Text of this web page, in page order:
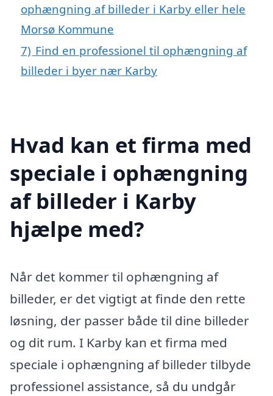
ophængning af billeder i Karby eller hele
Morsø Kommune
7) Find en professionel til ophængning af
billeder i byer nær Karby
Hvad kan et firma med
speciale i ophængning
af billeder i Karby
hjælpe med?
Når det kommer til ophængning af
billeder, er det vigtigt at finde den rette
løsning, der passer både til dine billeder
og dit rum. I Karby kan et firma med
speciale i ophængning af billeder tilbyde
professionel assistance, så du undgår